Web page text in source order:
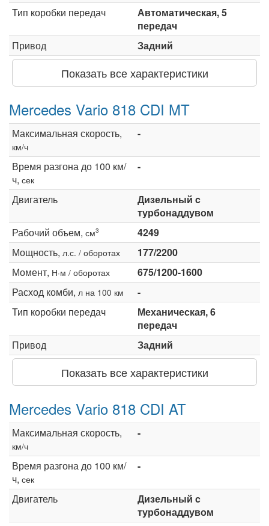
Тип коробки передач
Автоматическая, 5
передач
Привод
Задний
Показать все характеристики
Mercedes Vario 818 CDI MT
Максимальная скорость,
км/ч
-
Время разгона до 100 км/
ч, сек
-
Двигатель
Дизельный c
турбонаддувом
Рабочий объем, см3
4249
Мощность, л.с. / оборотах
177/2200
Момент, Н·м / оборотах
675/1200-1600
Расход комби, л на 100 км
-
Тип коробки передач
Механическая, 6
передач
Привод
Задний
Показать все характеристики
Mercedes Vario 818 CDI AT
Максимальная скорость,
км/ч
-
Время разгона до 100 км/
ч, сек
-
Двигатель
Дизельный c
турбонаддувом